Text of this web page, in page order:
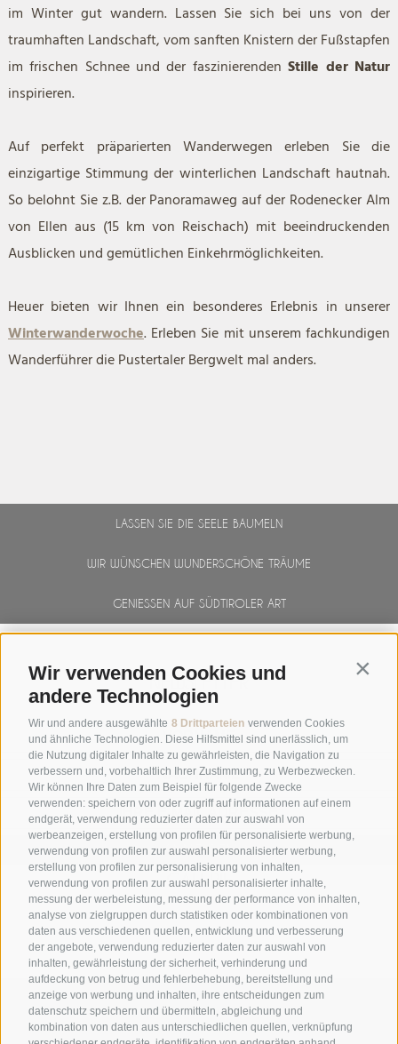
Wir verwenden Cookies und
andere Technologien
Wir und andere ausgewählte 8 Drittparteien verwenden Cookies
und ähnliche Technologien. Diese Hilfsmittel sind unerlässlich, um
die Nutzung digitaler Inhalte zu gewährleisten, die Navigation zu
verbessern und, vorbehaltlich Ihrer Zustimmung, zu Werbezwecken.
Wir können Ihre Daten zum Beispiel für folgende Zwecke
verwenden: speichern von oder zugriff auf informationen auf einem
endgerät, verwendung reduzierter daten zur auswahl von
werbeanzeigen, erstellung von profilen für personalisierte werbung,
verwendung von profilen zur auswahl personalisierter werbung,
erstellung von profilen zur personalisierung von inhalten,
verwendung von profilen zur auswahl personalisierter inhalte,
messung der werbeleistung, messung der performance von inhalten,
analyse von zielgruppen durch statistiken oder kombinationen von
daten aus verschiedenen quellen, entwicklung und verbesserung
der angebote, verwendung reduzierter daten zur auswahl von
inhalten, gewährleistung der sicherheit, verhinderung und
aufdeckung von betrug und fehlerbehebung, bereitstellung und
anzeige von werbung und inhalten, ihre entscheidungen zum
datenschutz speichern und übermitteln, abgleichung und
kombination von daten aus unterschiedlichen quellen, verknüpfung
im Winter gut wandern. Lassen Sie sich bei uns von der
traumhaften Landschaft, vom sanften Knistern der Fußstapfen
im frischen Schnee und der faszinierendenStille der Natur
inspirieren.
Auf perfekt präparierten Wanderwegen erleben Sie die
einzigartige Stimmung der winterlichen Landschaft hautnah.
So belohnt Sie z.B. der Panoramaweg auf der Rodenecker Alm
von Ellen aus (15 km von Reischach) mit beeindruckenden
Ausblicken und gemütlichen Einkehrmöglichkeiten.
Heuer bieten wir Ihnen ein besonderes Erlebnis in unserer
Winterwanderwoche. Erleben Sie mit unserem fachkundigen
Wanderführer die Pustertaler Bergwelt mal anders.
LASSEN SIE DIE SEELE BAUMELN
WIR WÜNSCHEN WUNDERSCHÖNE TRÄUME
GENIESSEN AUF SÜDTIROLER ART
NEWSLETTER
ANMELDEN
GALERIE
+39 0474 548009